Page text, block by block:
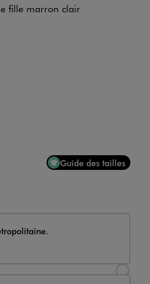
fille marron clair
Guide des tailles